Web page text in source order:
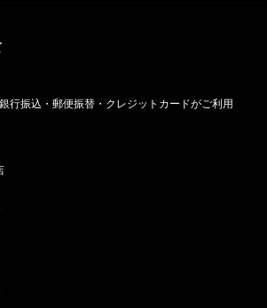
行振込・郵便振替・クレジットカードがご利用